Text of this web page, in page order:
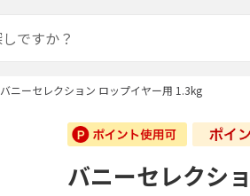
バニーセレクション ロップイヤー用 1.3kg
バニーセレクシ